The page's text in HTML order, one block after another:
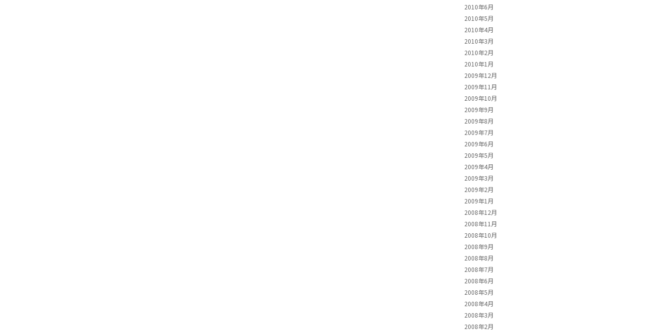
2010年6月
2010年5月
2010年4月
2010年3月
2010年2月
2010年1月
2009年12月
2009年11月
2009年10月
2009年9月
2009年8月
2009年7月
2009年6月
2009年5月
2009年4月
2009年3月
2009年2月
2009年1月
2008年12月
2008年11月
2008年10月
2008年9月
2008年8月
2008年7月
2008年6月
2008年5月
2008年4月
2008年3月
2008年2月